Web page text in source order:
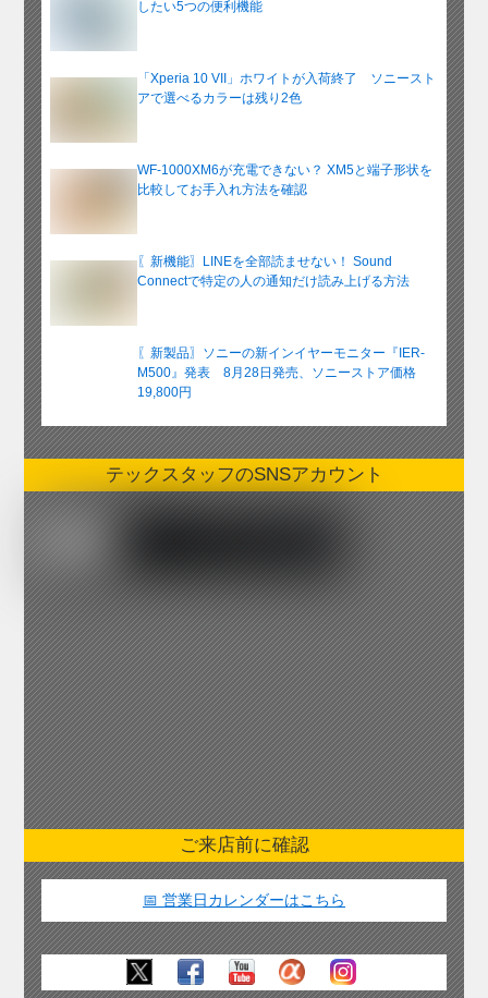
したい5つの便利機能
「Xperia 10 VII」ホワイトが入荷終了 ソニースト
アで選べるカラーは残り2色
WF-1000XM6が充電できない？ XM5と端子形状を
比較してお手入れ方法を確認
〖新機能〗LINEを全部読ませない！ Sound
Connectで特定の人の通知だけ読み上げる方法
〖新製品〗ソニーの新インイヤーモニター『IER-
M500』発表 8月28日発売、ソニーストア価格
19,800円
テックスタッフのSNSアカウント
ご来店前に確認
📅 営業日カレンダーはこちら